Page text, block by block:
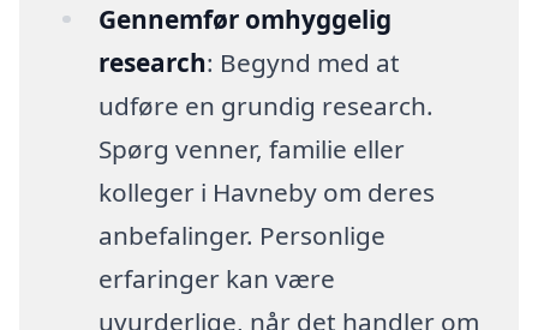
Gennemfør omhyggelig
research: Begynd med at
udføre en grundig research.
Spørg venner, familie eller
kolleger i Havneby om deres
anbefalinger. Personlige
erfaringer kan være
uvurderlige, når det handler om